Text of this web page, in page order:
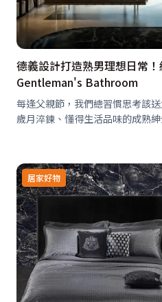
德義設計打造熟男理想日常！
Gentleman's Bathroom
每逢父親節，我們總習慣思考該
歲月淬鍊、懂得生活品味的成熟
居家好物